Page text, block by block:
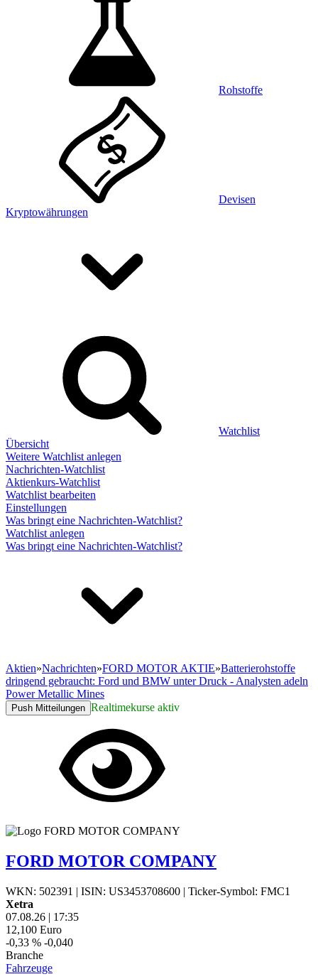
Rohstoffe
Devisen
Kryptowährungen
Watchlist
Übersicht
Weitere Watchlist anlegen
Nachrichten-Watchlist
Aktienkurs-Watchlist
Watchlist bearbeiten
Einstellungen
Was bringt eine Nachrichten-Watchlist?
Watchlist anlegen
Was bringt eine Nachrichten-Watchlist?
Aktien»Nachrichten»FORD MOTOR AKTIE»Batterierohstoffe
dringend gebraucht: Ford und BMW unter Druck - Analysten adeln
Power Metallic Mines
Push Mitteilungen Realtimekurse aktiv
FORD MOTOR COMPANY
WKN: 502391 | ISIN: US3453708600 | Ticker-Symbol: FMC1
Xetra
07.08.26 | 17:35
12,100 Euro
-0,33 % -0,040
Branche
Fahrzeuge